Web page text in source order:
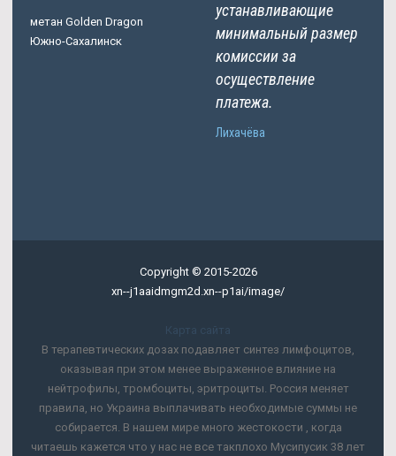
метан Golden Dragon
Южно-Сахалинск
устанавливающие
минимальный размер
комиссии за
осуществление
платежа.
Лихачёва
Copyright © 2015-2026
xn--j1aaidmgm2d.xn--p1ai/image/
Карта сайта
В терапевтических дозах подавляет синтез лимфоцитов,
оказывая при этом менее выраженное влияние на
нейтрофилы, тромбоциты, эритроциты. Россия меняет
правила, но Украина выплачивать необходимые суммы не
собирается. В нашем мире много жестокости , когда
читаешь кажется что у нас не все такплохо Мусипусик 38 лет